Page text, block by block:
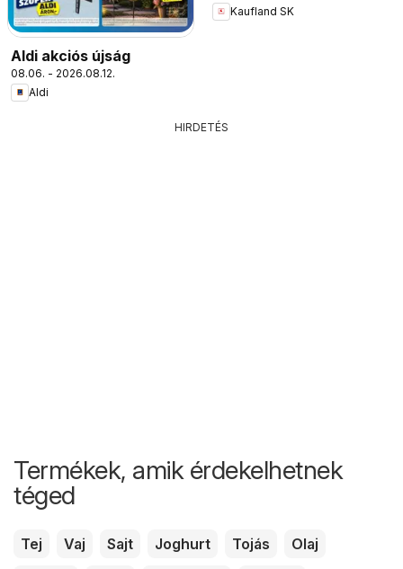
Aldi akciós újság
08.06. - 2026.08.12.
Aldi
Kaufland SK
HIRDETÉS
Termékek, amik érdekelhetnek
téged
Tej Vaj Sajt Joghurt Tojás
Olaj